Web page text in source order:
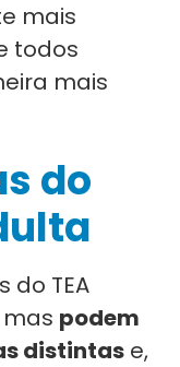
mais
todos
mais
do
do TEA
podem
distintas e,